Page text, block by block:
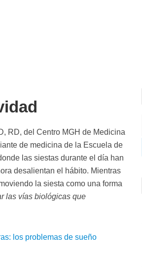
RD, del Centro MGH de Medicina
de medicina de la Escuela de
las siestas durante el día han
desalientan el hábito. Mientras
la siesta como una forma
las vías biológicas que
los problemas de sueño